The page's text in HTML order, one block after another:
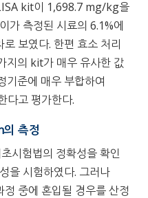
kit이 1,698.7 mg/kg을
가 측정된 시료의 6.1%에
보였다. 한편 효소 처리
지의 kit가 매우 유사한 값
준에 매우 부합하여
다고 평가한다.
측정
시험법의 정확성을 확인
을 시험하였다. 그러나
중에 혼입될 경우를 산정